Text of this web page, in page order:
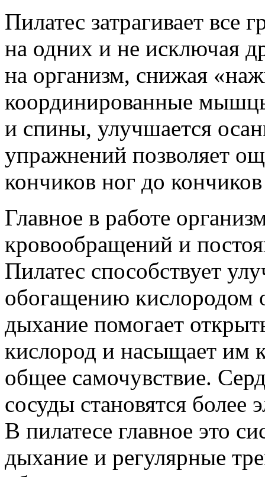
Пилатес затрагивает
на одних и не исключая
на организм, снижая
координированные
и спины, улучшается
упражнений позволяет
кончиков ног до
Главное в работе
кровообращений и
Пилатес способствует
обогащению кислородом
дыхание помогает
кислород и насыщает им
общее самочувствие.
сосуды становятся более
В пилатесе главное это
дыхание и регулярные